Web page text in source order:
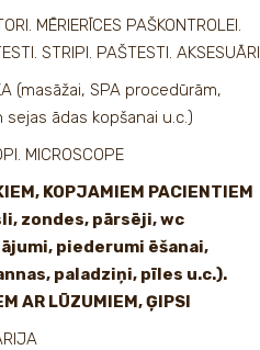
MĒRIERĪCES PAŠKONTROLEI.
STRIPI. PAŠTESTI. AKSESUĀRI
(masāžai, SPA procedūrām,
sejas ādas kopšanai u.c.)
MICROSCOPE
KOPJAMIEM PACIENTIEM
zondes, pārsēji, wc
piederumi ēšanai,
paladziņi, pīles u.c.).
AR LŪZUMIEM, ĢIPSI